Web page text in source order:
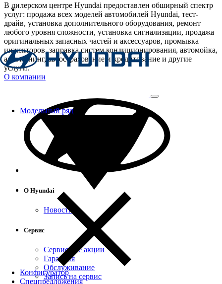
Модельный ряд
Конфигуратор
Спецпредложения
В дилерском центре Hyundai предоставлен обширный спектр
услуг: продажа всех моделей автомобилей Hyundai, тест-
драйв, установка дополнительного оборудования, ремонт
любого уровня сложности, установка сигнализации, продажа
оригинальных запасных частей и аксессуаров, промывка
инжекторов, заправка систем кондиционирования, автомойка,
автотюнинг, автострахование и кредитование и другие
услуги.
О компании
О Hyundai
Новости
Сервис
Сервисные акции
Гарантия
Обслуживание
Запись на сервис